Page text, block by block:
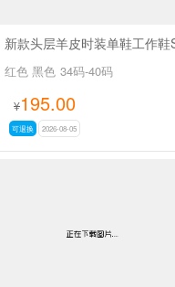
红色 黑色 34码-40码
¥195.00
可退换 2026-08-05